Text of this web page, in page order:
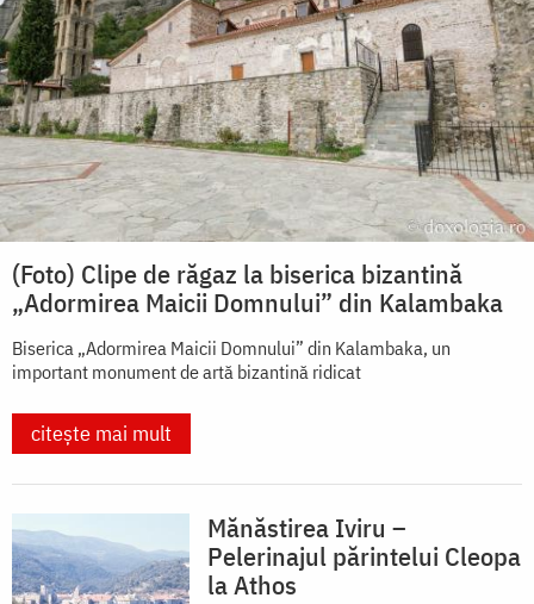
(Foto) Clipe de răgaz la biserica bizantină
„Adormirea Maicii Domnului” din Kalambaka
Biserica „Adormirea Maicii Domnului” din Kalambaka, un
important monument de artă bizantină ridicat
citește mai mult
Mănăstirea Iviru –
Pelerinajul părintelui Cleopa
la Athos